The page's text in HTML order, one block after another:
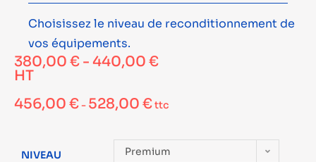
Choisissez le niveau de reconditionnement de
vos équipements.
380,00 € - 440,00 €
HT
456,00 €- 528,00 €ttc
NIVEAU Premium